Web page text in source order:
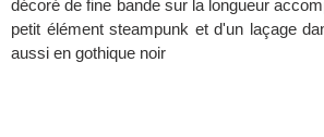
décoré de fine bande sur la longueur
petit élément steampunk et d'un laçage
aussi en gothique noir